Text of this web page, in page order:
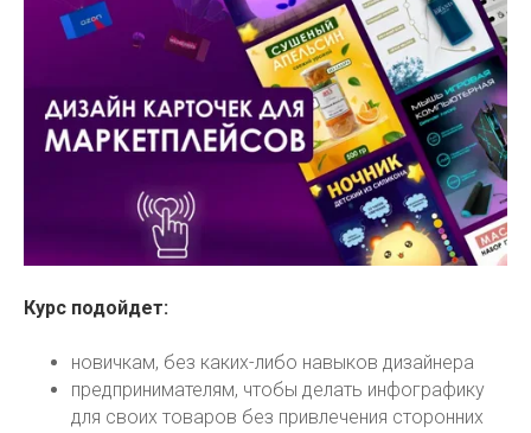
Курс подойдет:
новичкам, без каких-либо навыков дизайнера
предпринимателям, чтобы делать инфографику
для своих товаров без привлечения сторонних